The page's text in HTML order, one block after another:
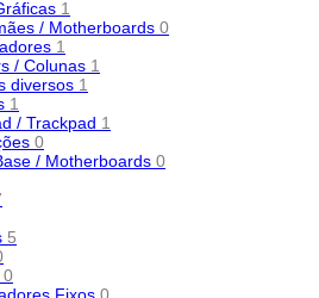
1
/ Motherboards 0
1
/ Colunas 1
diversos 1
1
/ Trackpad 1
0
/ Motherboards 0
5
0